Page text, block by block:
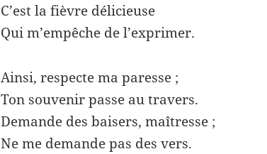
C’est la fièvre délicieuse
Qui m’empêche de l’exprimer.
Ainsi, respecte ma paresse ;
Ton souvenir passe au travers.
Demande des baisers, maîtresse ;
Ne me demande pas des vers.